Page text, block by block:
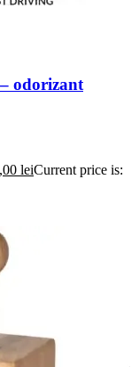
odorizant
leiCurrent price is: